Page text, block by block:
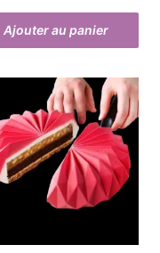
Ajouter au panier